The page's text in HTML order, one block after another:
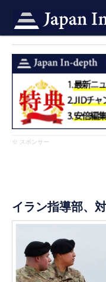
※ スポンサー
イラン指導部、